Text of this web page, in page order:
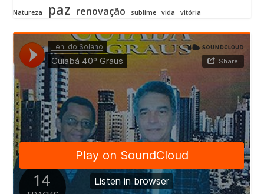
Natureza paz renovação sublime vida vitória